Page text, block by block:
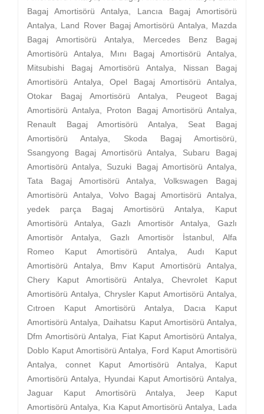
Bagaj Amortisörü Antalya, Lancıa Bagaj Amortisörü
Antalya, Land Rover Bagaj Amortisörü Antalya, Mazda
Bagaj Amortisörü Antalya, Mercedes Benz Bagaj
Amortisörü Antalya, Mını Bagaj Amortisörü Antalya,
Mitsubishi Bagaj Amortisörü Antalya, Nissan Bagaj
Amortisörü Antalya, Opel Bagaj Amortisörü Antalya,
Otokar Bagaj Amortisörü Antalya, Peugeot Bagaj
Amortisörü Antalya, Proton Bagaj Amortisörü Antalya,
Renault Bagaj Amortisörü Antalya, Seat Bagaj
Amortisörü Antalya, Skoda Bagaj Amortisörü,
Ssangyong Bagaj Amortisörü Antalya, Subaru Bagaj
Amortisörü Antalya, Suzuki Bagaj Amortisörü Antalya,
Tata Bagaj Amortisörü Antalya, Volkswagen Bagaj
Amortisörü Antalya, Volvo Bagaj Amortisörü Antalya,
yedek parça Bagaj Amortisörü Antalya, Kaput
Amortisörü Antalya, Gazlı Amortisör Antalya, Gazlı
Amortisör Antalya, Gazlı Amortisör İstanbul, Alfa
Romeo Kaput Amortisörü Antalya, Audı Kaput
Amortisörü Antalya, Bmv Kaput Amortisörü Antalya,
Chery Kaput Amortisörü Antalya, Chevrolet Kaput
Amortisörü Antalya, Chrysler Kaput Amortisörü Antalya,
Cıtroen Kaput Amortisörü Antalya, Dacıa Kaput
Amortisörü Antalya, Daihatsu Kaput Amortisörü Antalya,
Dfm Amortisörü Antalya, Fiat Kaput Amortisörü Antalya,
Doblo Kaput Amortisörü Antalya, Ford Kaput Amortisörü
Antalya, connet Kaput Amortisörü Antalya, Kaput
Amortisörü Antalya, Hyundai Kaput Amortisörü Antalya,
Jaguar Kaput Amortisörü Antalya, Jeep Kaput
Amortisörü Antalya, Kıa Kaput Amortisörü Antalya, Lada